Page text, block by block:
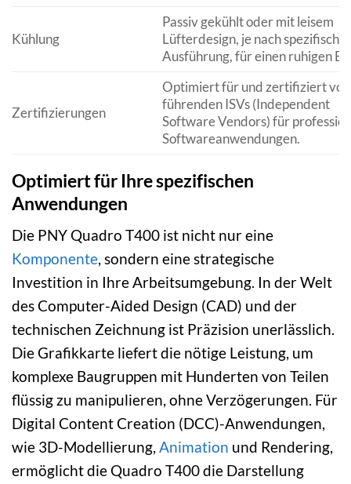
Kühlung
Passiv gekühlt oder mit leisem
Lüfterdesign, je nach spezifischer
Ausführung, für einen ruhigen
Zertifizierungen
Optimiert für und zertifiziert von
führenden ISVs (Independent
Software Vendors) für
Softwareanwendungen.
Optimiert für Ihre spezifischen
Anwendungen
Die PNY Quadro T400 ist nicht nur eine
Komponente, sondern eine strategische
Investition in Ihre Arbeitsumgebung. In der Welt
des Computer-Aided Design (CAD) und der
technischen Zeichnung ist Präzision unerlässlich.
Die Grafikkarte liefert die nötige Leistung, um
komplexe Baugruppen mit Hunderten von Teilen
flüssig zu manipulieren, ohne Verzögerungen. Für
Digital Content Creation (DCC)-Anwendungen,
wie 3D-Modellierung, Animation und Rendering,
ermöglicht die Quadro T400 die Darstellung